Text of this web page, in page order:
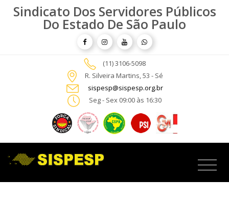
Sindicato Dos Servidores Públicos
Do Estado De São Paulo
(11) 3106-5098
R. Silveira Martins, 53 - Sé
sispesp@sispesp.org.br
Seg - Sex 09:00 às 16:30